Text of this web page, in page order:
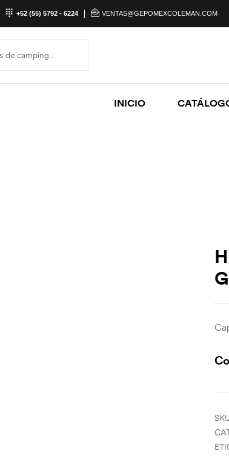
+52 (55) 5792 - 6224 VENTAS@GEPOMEXCOLEMAN.COM
INICIO